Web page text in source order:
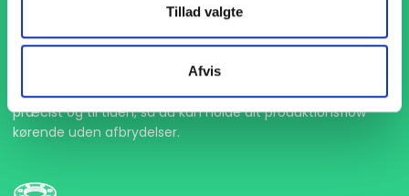
Tillad valgte
Afvis
1-4 dages levering
Med hurtig levering på kun 1-4 dage sikrer vi, at dine
projekter aldrig bliver forsinket. Vi står klar til at levere
præcist og til tiden, så du kan holde dit produktionsflow
kørende uden afbrydelser.